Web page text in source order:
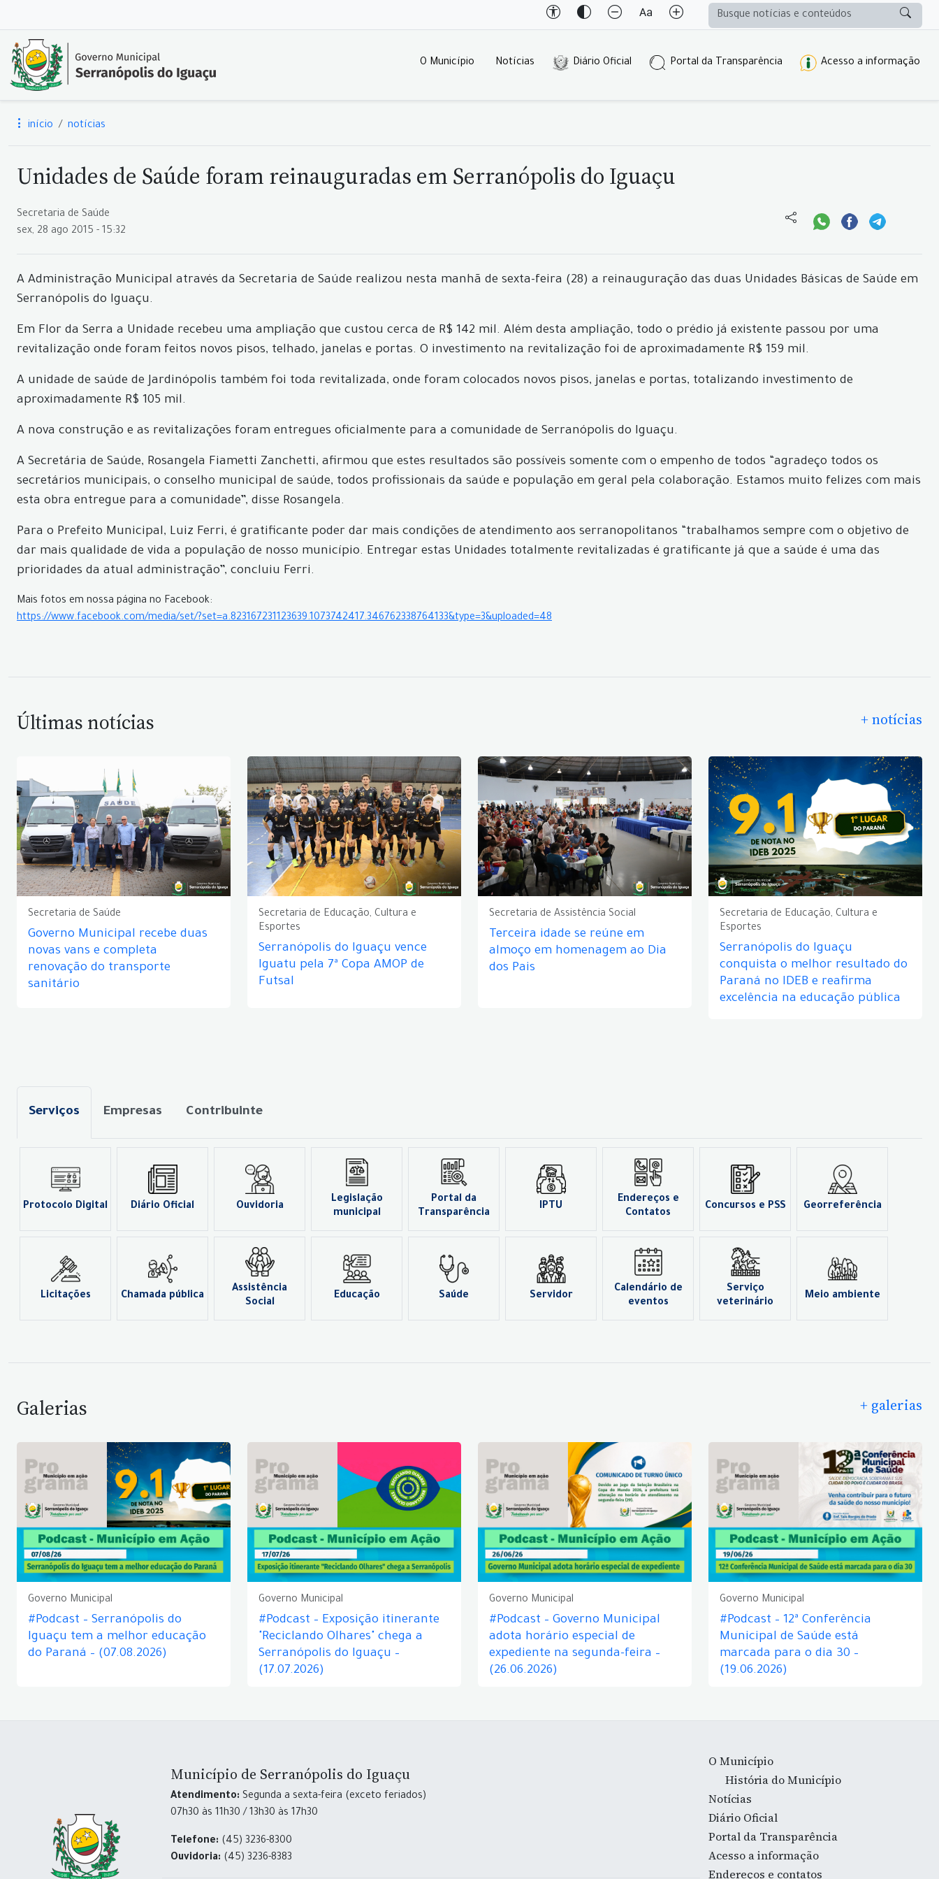
O Município Notícias Diário Oficial Portal da Transparência Acesso a informação
início notícias
Unidades de Saúde foram reinauguradas em Serranópolis do Iguaçu
Secretaria de Saúde
sex, 28 ago 2015 - 15:32
A Administração Municipal através da Secretaria de Saúde realizou nesta manhã de sexta-feira (28) a reinauguração das duas Unidades Básicas de Saúde em
Serranópolis do Iguaçu.
Em Flor da Serra a Unidade recebeu uma ampliação que custou cerca de R$ 142 mil. Além desta ampliação, todo o prédio já existente passou por uma
revitalização onde foram feitos novos pisos, telhado, janelas e portas. O investimento na revitalização foi de aproximadamente R$ 159 mil.
A unidade de saúde de Jardinópolis também foi toda revitalizada, onde foram colocados novos pisos, janelas e portas, totalizando investimento de
aproximadamente R$ 105 mil.
A nova construção e as revitalizações foram entregues oficialmente para a comunidade de Serranópolis do Iguaçu.
A Secretária de Saúde, Rosangela Fiametti Zanchetti, afirmou que estes resultados são possíveis somente com o empenho de todos “agradeço todos os
secretários municipais, o conselho municipal de saúde, todos profissionais da saúde e população em geral pela colaboração. Estamos muito felizes com mais
esta obra entregue para a comunidade”, disse Rosangela.
Para o Prefeito Municipal, Luiz Ferri, é gratificante poder dar mais condições de atendimento aos serranopolitanos “trabalhamos sempre com o objetivo de
dar mais qualidade de vida a população de nosso município. Entregar estas Unidades totalmente revitalizadas é gratificante já que a saúde é uma das
prioridades da atual administração”, concluiu Ferri.
Mais fotos em nossa página no Facebook:
https://www.facebook.com/media/set/?set=a.823167231123639.1073742417.346762338764133&type=3&uploaded=48
Últimas notícias + notícias
Secretaria de Saúde
Governo Municipal recebe duas
novas vans e completa
renovação do transporte
sanitário
Secretaria de Educação, Cultura e
Esportes
Serranópolis do Iguaçu vence
Iguatu pela 7ª Copa AMOP de
Futsal
Secretaria de Assistência Social
Terceira idade se reúne em
almoço em homenagem ao Dia
dos Pais
Secretaria de Educação, Cultura e
Esportes
Serranópolis do Iguaçu
conquista o melhor resultado do
Paraná no IDEB e reafirma
excelência na educação pública
Serviços Empresas Contribuinte
Protocolo Digital Diário Oficial Ouvidoria
Legislação
municipal
Portal da
Transparência
IPTU
Endereços e
Contatos
Concursos e PSS Georreferência
Licitações Chamada pública
Assistência
Social
Educação Saúde Servidor
Calendário de
eventos
Serviço
veterinário
Meio ambiente
Galerias + galerias
Governo Municipal
#Podcast – Serranópolis do
Iguaçu tem a melhor educação
do Paraná – (07.08.2026)
Governo Municipal
#Podcast – Exposição itinerante
"Reciclando Olhares" chega a
Serranópolis do Iguaçu –
(17.07.2026)
Governo Municipal
#Podcast – Governo Municipal
adota horário especial de
expediente na segunda-feira –
(26.06.2026)
Governo Municipal
#Podcast – 12ª Conferência
Municipal de Saúde está
marcada para o dia 30 –
(19.06.2026)
Município de Serranópolis do Iguaçu
Atendimento: Segunda a sexta-feira (exceto feriados)
07h30 às 11h30 / 13h30 às 17h30
Telefone: (45) 3236-8300
Ouvidoria: (45) 3236-8383
O Município
História do Município
Notícias
Diário Oficial
Portal da Transparência
Acesso a informação
Endereços e contatos